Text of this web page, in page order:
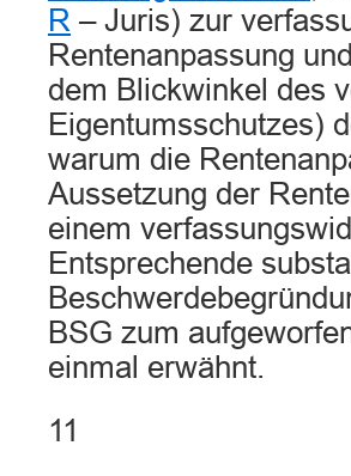
R – Juris) zur
Rentenanpassung
dem Blickwinkel des
Eigentumsschutzes)
warum die
Aussetzung der
einem
Entsprechende
BSG zum
einmal erwähnt.
11